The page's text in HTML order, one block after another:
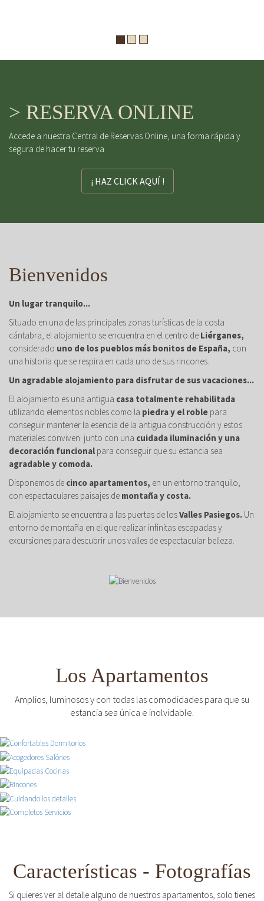
> RESERVA ONLINE
Accede a nuestra Central de Reservas Online, una forma rápida y
segura de hacer tu reserva
¡ HAZ CLICK AQUÍ !
Bienvenidos
Un lugar tranquilo...
Situado en una de las principales zonas turísticas de la costa
cántabra, el alojamiento se encuentra en el centro de Liérganes,
considerado uno de los pueblos más bonitos de España, con
una historia que se respira en cada uno de sus rincones.
Un agradable alojamiento para disfrutar de sus vacaciones...
El alojamiento es una antigua casa totalmente rehabilitada
utilizando elementos nobles como la piedra y el roble para
conseguir mantener la esencia de la antigua construcción y estos
materiales conviven junto con una cuidada iluminación y una
decoración funcional para conseguir que su estancia sea
agradable y comoda.
Disponemos de cinco apartamentos, en un entorno tranquilo,
con espectaculares paisajes de montaña y costa.
El alojamiento se encuentra a las puertas de losValles Pasiegos. Un
entorno de montaña en el que realizar infinitas escapadas y
excursiones para descubrir unos valles de espectacular belleza.
Los Apartamentos
Amplios, luminosos y con todas las comodidades para que su
estancia sea única e inolvidable.
Características - Fotografías
Si quieres ver al detalle alguno de nuestros apartamentos, solo tienes